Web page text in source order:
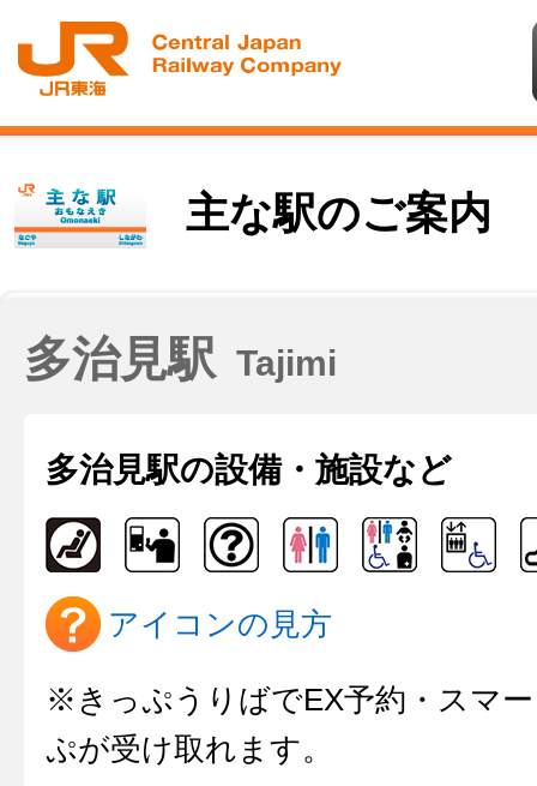
主な駅のご案内
多治見駅 Tajimi
多治見駅の設備・施設など
アイコンの見方
※きっぷうりばでEX予約・スマ
ぷが受け取れます。